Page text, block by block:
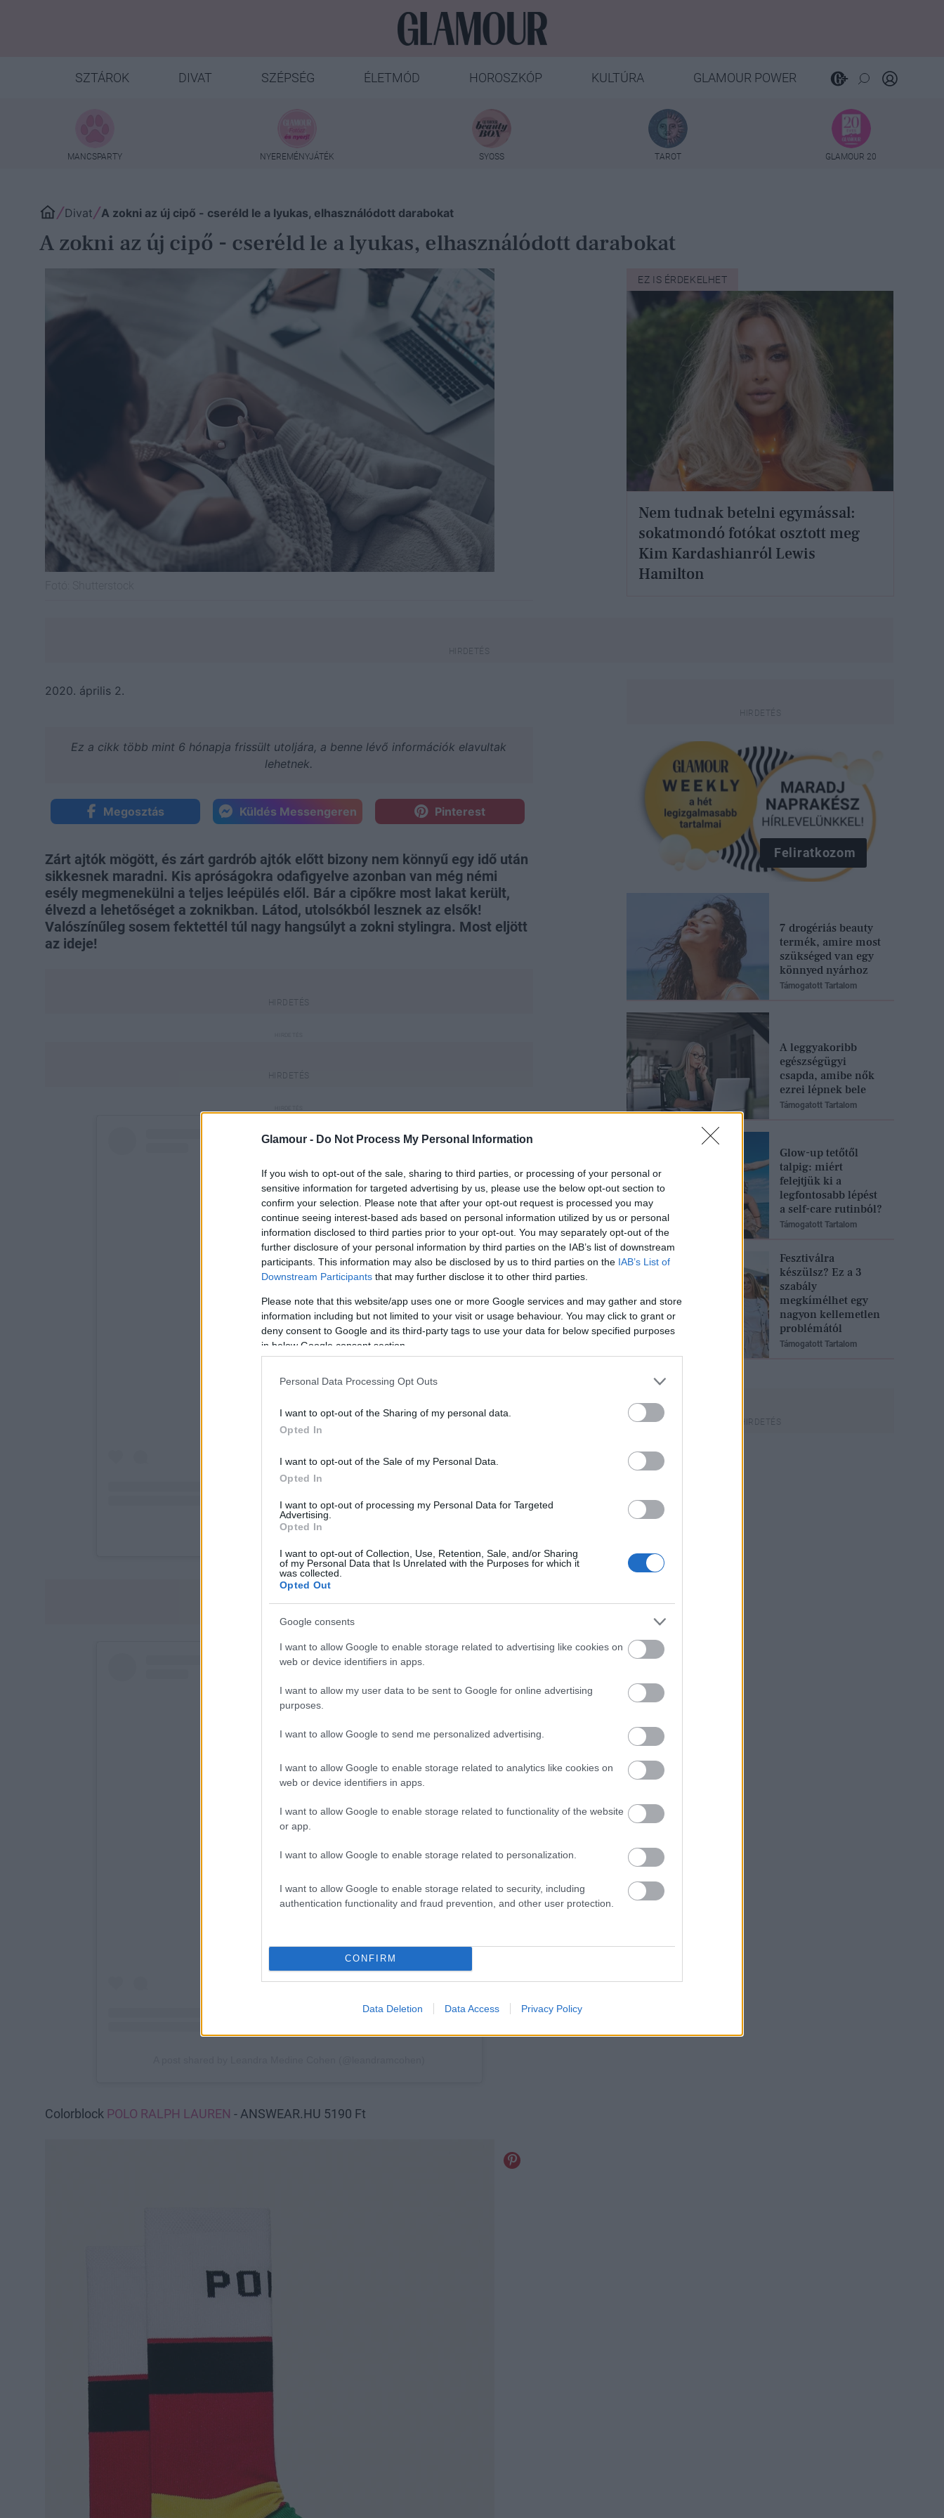
Glamour - Do Not Process My Personal Information
If you wish to opt-out of the sale, sharing to third parties, or processing of your personal or
sensitive information for targeted advertising by us, please use the below opt-out section to
confirm your selection. Please note that after your opt-out request is processed you may
continue seeing interest-based ads based on personal information utilized by us or personal
information disclosed to third parties prior to your opt-out. You may separately opt-out of the
further disclosure of your personal information by third parties on the IAB’s list of downstream
participants. This information may also be disclosed by us to third parties on the IAB’s List of
Downstream Participants that may further disclose it to other third parties.
Please note that this website/app uses one or more Google services and may gather and store
information including but not limited to your visit or usage behaviour. You may click to grant or
deny consent to Google and its third-party tags to use your data for below specified purposes
in below Google consent section.
Personal Data Processing Opt Outs
I want to opt-out of the Sharing of my personal data.
Opted In
I want to opt-out of the Sale of my Personal Data.
Opted In
I want to opt-out of processing my Personal Data for Targeted
Advertising.
Opted In
I want to opt-out of Collection, Use, Retention, Sale, and/or Sharing
of my Personal Data that Is Unrelated with the Purposes for which it
was collected.
Opted Out
Google consents
I want to allow Google to enable storage related to advertising like cookies on
web or device identifiers in apps.
I want to allow my user data to be sent to Google for online advertising
purposes.
I want to allow Google to send me personalized advertising.
I want to allow Google to enable storage related to analytics like cookies on
web or device identifiers in apps.
I want to allow Google to enable storage related to functionality of the website
or app.
I want to allow Google to enable storage related to personalization.
I want to allow Google to enable storage related to security, including
authentication functionality and fraud prevention, and other user protection.
CONFIRM
Data Deletion Data Access Privacy Policy
SZTÁROK DIVAT SZÉPSÉG ÉLETMÓD HOROSZKÓP KULTÚRA GLAMOUR POWER
MANCSPARTY NYEREMÉNYJÁTÉK SYOSS TAROT GLAMOUR 20
Divat A zokni az új cipő - cseréld le a lyukas, elhasználódott darabokat
A zokni az új cipő - cseréld le a lyukas, elhasználódott darabokat
EZ IS ÉRDEKELHET
Nem tudnak betelni egymással:
sokatmondó fotókat osztott meg
Kim Kardashianról Lewis
Hamilton
2020. április 2.
Ez a cikk több mint 6 hónapja frissült utoljára, a benne lévő információk elavultak
lehetnek.
Megosztás Küldés Messengeren Pinterest
Zárt ajtók mögött, és zárt gardrób ajtók előtt bizony nem könnyű egy idő után
sikkesnek maradni. Kis apróságokra odafigyelve azonban van még némi
esély megmenekülni a teljes leépülés elől. Bár a cipőkre most lakat került,
élvezd a lehetőséget a zoknikban. Látod, utolsókból lesznek az elsők!
Valószínűleg sosem fektettél túl nagy hangsúlyt a zokni stylingra. Most eljött
az ideje!
Colorblock POLO RALPH LAUREN - ANSWEAR.HU 5190 Ft
Feliratkozom
7 drogériás beauty
termék, amire most
szükséged van egy
könnyed nyárhoz
Támogatott Tartalom
A leggyakoribb
egészségügyi
csapda, amibe nők
ezrei lépnek bele
Támogatott Tartalom
Glow-up tetőtől
talpig: miért
felejtjük ki a
legfontosabb lépést
a self-care rutinból?
Támogatott Tartalom
Fesztiválra
készülsz? Ez a 3
szabály
megkímélhet egy
nagyon kellemetlen
problémától
Támogatott Tartalom